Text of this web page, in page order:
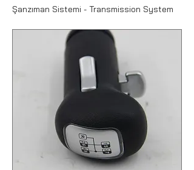
Şanzıman Sistemi - Transmission System